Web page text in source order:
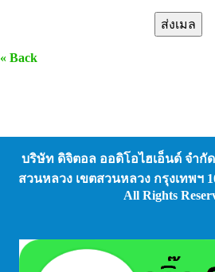
« Back
บริษัท ดิจิตอล ออดิโอไฮเอ็นด์ จํา
สวนหลวง เขตสวนหลวง กรุงเทพฯ
All Rights